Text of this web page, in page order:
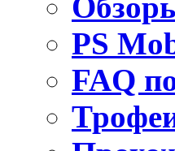
PS
FAQ